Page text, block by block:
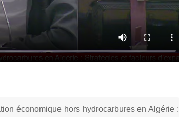
économique hors hydrocarbures en Algérie :